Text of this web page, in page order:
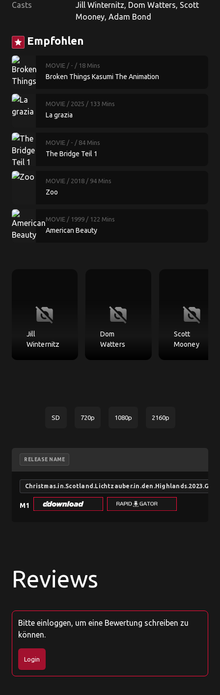
Casts
Jill Winternitz, Dom Watters, Scott
Mooney, Adam Bond
star Empfohlen
MOVIE / - / 18 Mins
Broken Things Kasumi The Animation
MOVIE / 2025 / 133 Mins
La grazia
MOVIE / - / 84 Mins
The Bridge Teil 1
MOVIE / 2018 / 94 Mins
Zoo
MOVIE / 1999 / 122 Mins
American Beauty
no_photography
Jill
Winternitz
no_photography
Dom
Watters
no_photography
Scott
Mooney
SD 720p 1080p 2160p
RELEASE NAME
M1
Reviews
Bitte einloggen, um eine Bewertung schreiben zu
können.
Login